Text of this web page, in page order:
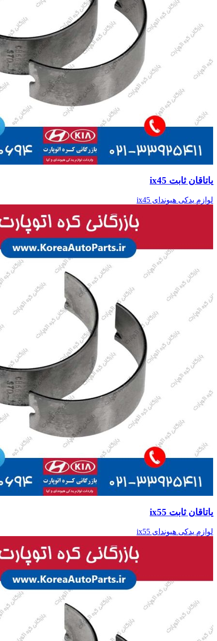
یاتاقان ثابت ix45
لوازم یدکی هیوندای ix45
یاتاقان ثابت ix55
لوازم یدکی هیوندای ix55